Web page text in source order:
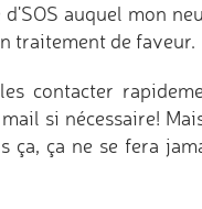
auquel mon
traitement de faveur.
contacter
si nécessaire!
ça ne se fera